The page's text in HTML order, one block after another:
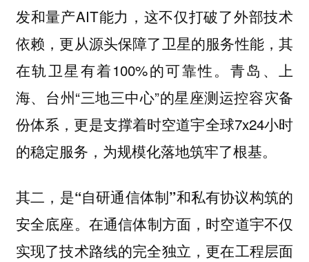
发和量产AIT能力，这不仅打破了外部技术
依赖，更从源头保障了卫星的服务性能，其
在轨卫星有着100%的可靠性。青岛、上
海、台州“三地三中心”的星座测运控容灾备
份体系，更是支撑着时空道宇全球7x24小时
的稳定服务，为规模化落地筑牢了根基。
其二，是“自研通信体制”和私有协议构筑的
安全底座。 在通信体制方面，时空道宇不仅
实现了技术路线的完全独立，更在工程层面